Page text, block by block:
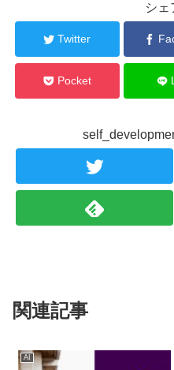
シェ
Twitter
Pocket
関連記事
AI